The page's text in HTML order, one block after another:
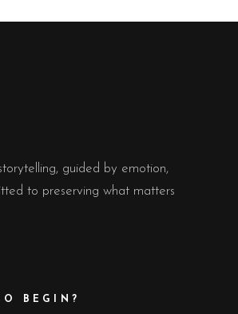
guided by emotion,
to preserving what matters
BEGIN?